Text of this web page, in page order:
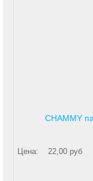
CHAMMY
Цена: 22,00 руб